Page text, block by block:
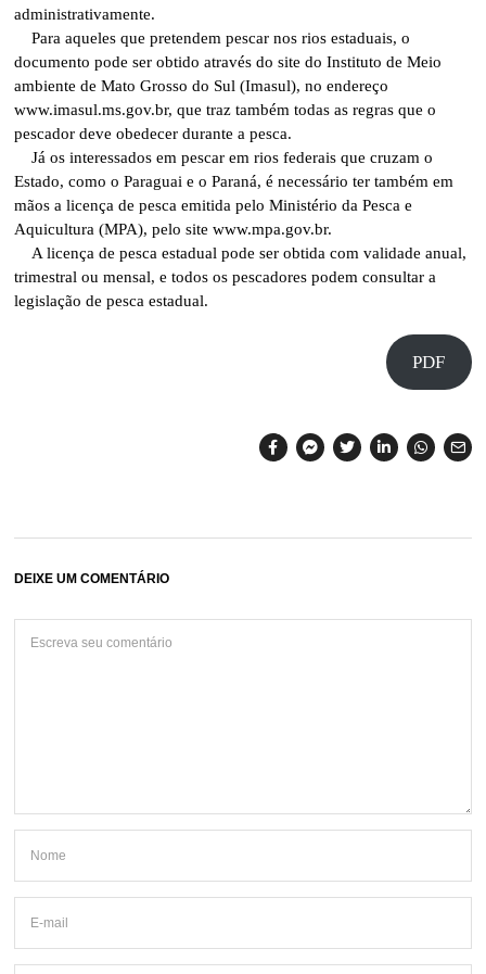
administrativamente.
Para aqueles que pretendem pescar nos rios estaduais, o
documento pode ser obtido através do site do Instituto de Meio
ambiente de Mato Grosso do Sul (Imasul), no endereço
www.imasul.ms.gov.br, que traz também todas as regras que o
pescador deve obedecer durante a pesca.
Já os interessados em pescar em rios federais que cruzam o
Estado, como o Paraguai e o Paraná, é necessário ter também em
mãos a licença de pesca emitida pelo Ministério da Pesca e
Aquicultura (MPA), pelo site www.mpa.gov.br.
A licença de pesca estadual pode ser obtida com validade anual,
trimestral ou mensal, e todos os pescadores podem consultar a
legislação de pesca estadual.
PDF
DEIXE UM COMENTÁRIO